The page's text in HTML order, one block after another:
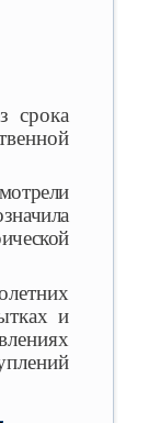
срока
и